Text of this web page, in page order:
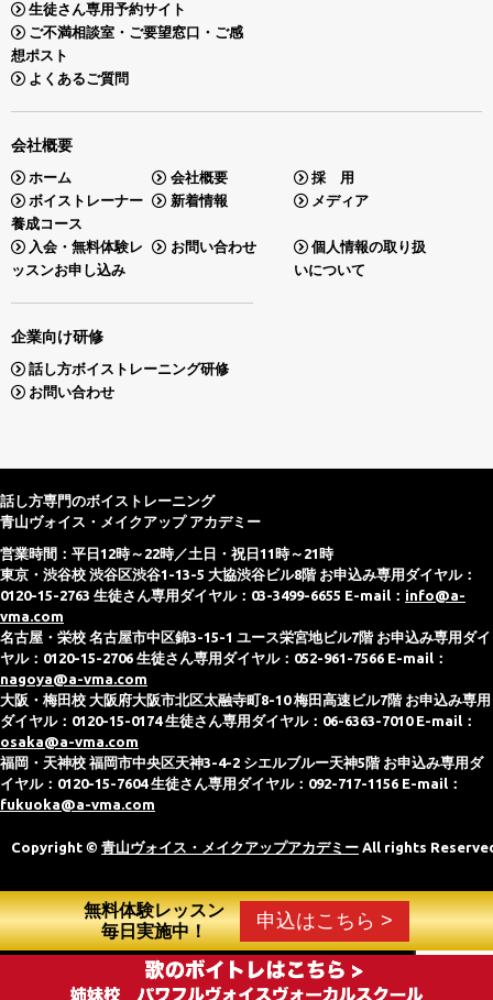
無料体験レッスン
毎日実施中！
申込はこちら >
生徒さん専用予約サイト
ご不満相談室・ご要望窓口・ご感
想ポスト
よくあるご質問
会社概要
ホーム 会社概要
採 用
ボイストレーナー
養成コース
新着情報 メディア
入会・無料体験レ
ッスンお申し込み
お問い合わせ
個人情報の取り扱
いについて
企業向け研修
話し方ボイストレーニング研修
お問い合わせ
話し方専門のボイストレーニング
青山ヴォイス・メイクアップ アカデミー
営業時間：平日12時～22時／土日・祝日11時～21時
東京・渋谷校 渋谷区渋谷1-13-5 大協渋谷ビル8階 お申込み専用ダイヤル：
0120-15-2763 生徒さん専用ダイヤル：03-3499-6655 E-mail： info@a-
vma.com
名古屋・栄校 名古屋市中区錦3-15-1 ユース栄宮地ビル7階 お申込み専用ダイ
ヤル：0120-15-2706 生徒さん専用ダイヤル：052-961-7566 E-mail：
nagoya@a-vma.com
大阪・梅田校 大阪府大阪市北区太融寺町8-10 梅田高速ビル7階 お申込み専用
ダイヤル：0120-15-0174 生徒さん専用ダイヤル：06-6363-7010 E-mail：
osaka@a-vma.com
福岡・天神校 福岡市中央区天神3-4-2 シエルブルー天神5階 お申込み専用ダ
イヤル：0120-15-7604 生徒さん専用ダイヤル：092-717-1156 E-mail：
fukuoka@a-vma.com
Copyright © 青山ヴォイス・メイクアップアカデミー All rights